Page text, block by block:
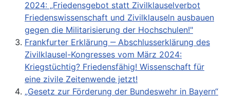
2024: „Friedensgebot statt Zivilklauselverbot
Friedenswissenschaft und Zivilklauseln ausbauen
gegen die Militarisierung der Hochschulen!"
Frankfurter Erklärung ‒ Abschlusserklärung des
Zivilklausel-Kongresses vom März 2024:
Kriegstüchtig? Friedensfähig! Wissenschaft für
eine zivile Zeitenwende jetzt!
„Gesetz zur Förderung der Bundeswehr in Bayern“